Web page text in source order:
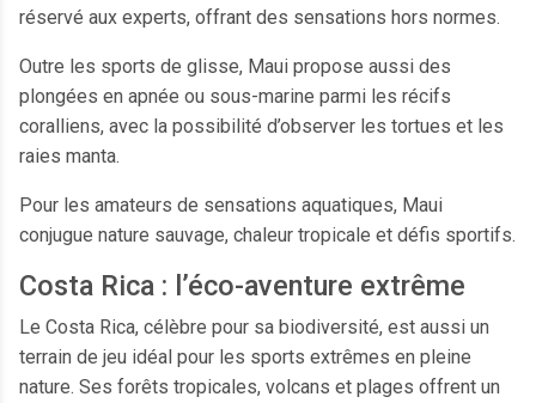
réservé aux experts, offrant des sensations hors normes.
Outre les sports de glisse, Maui propose aussi des
plongées en apnée ou sous-marine parmi les récifs
coralliens, avec la possibilité d’observer les tortues et les
raies manta.
Pour les amateurs de sensations aquatiques, Maui
conjugue nature sauvage, chaleur tropicale et défis sportifs.
Costa Rica : l’éco-aventure extrême
Le Costa Rica, célèbre pour sa biodiversité, est aussi un
terrain de jeu idéal pour les sports extrêmes en pleine
nature. Ses forêts tropicales, volcans et plages offrent un